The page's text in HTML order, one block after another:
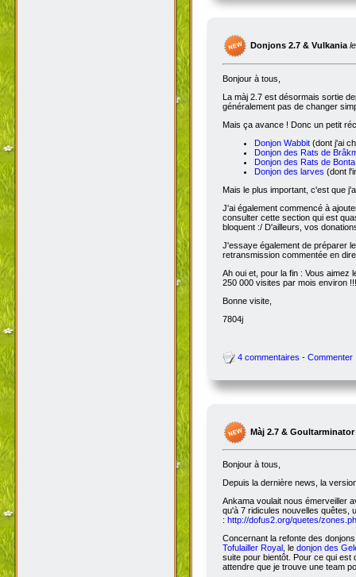
Donjons 2.7 & Vulkania
Bonjour à tous,
La màj 2.7 est désormais sortie
généralement pas de changer
Mais ça avance ! Donc un petit
Donjon Wabbit (dont j'ai
Donjon des Rats de
Donjon des Rats de Bonta
Donjon des larves (dont
Mais le plus important, c'est que
J'ai également commencé à
consulter cette section qui est
bloquent :/ D'ailleurs, vos
J'essaye également de préparer
retransmission commentée en
Ah oui et, pour la fin : Vous
250 000 visites par mois environ !!!
Bonne visite,
7804j
4 commentaires - Commenter
Màj 2.7 & Goultarminator
Bonjour à tous,
Depuis la dernière news, la
Ankama voulait nous émerveiller
qu'à 7 ridicules nouvelles quêtes,
: http://dofus2.org/quetes/
Concernant la refonte des
Tofulailler Royal , le donjon des
suite pour bientôt. Pour ce qui est
attendre que je trouve une team